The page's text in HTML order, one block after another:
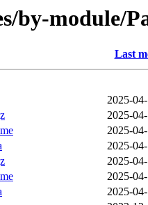
by-module/
Last
2025-
2025-
2025-
2025-
2025-
2025-
2025-